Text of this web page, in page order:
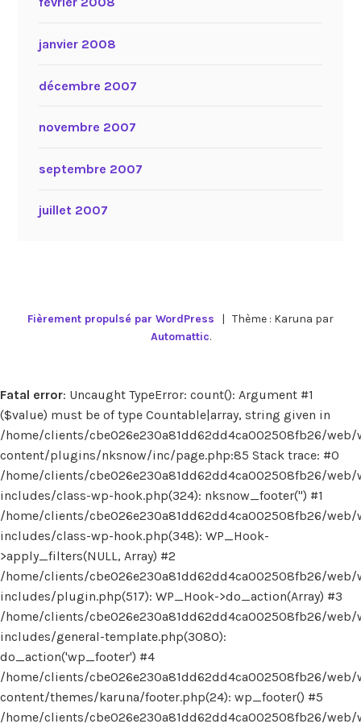
janvier 2008
décembre 2007
novembre 2007
septembre 2007
juillet 2007
Fièrement propulsé par WordPress | Thème : Karuna par
Automattic.
Fatal error: Uncaught TypeError: count(): Argument #1
($value) must be of type Countable|array, string given in
/home/clients/cbe026e230a81dd62dd4ca002508fb26/web/
content/plugins/nksnow/inc/page.php:85 Stack trace: #0
/home/clients/cbe026e230a81dd62dd4ca002508fb26/web/
includes/class-wp-hook.php(324): nksnow_footer('') #1
/home/clients/cbe026e230a81dd62dd4ca002508fb26/web/
includes/class-wp-hook.php(348): WP_Hook-
>apply_filters(NULL, Array) #2
/home/clients/cbe026e230a81dd62dd4ca002508fb26/web/
includes/plugin.php(517): WP_Hook->do_action(Array) #3
/home/clients/cbe026e230a81dd62dd4ca002508fb26/web/
includes/general-template.php(3080):
do_action('wp_footer') #4
/home/clients/cbe026e230a81dd62dd4ca002508fb26/web/
content/themes/karuna/footer.php(24): wp_footer() #5
/home/clients/cbe026e230a81dd62dd4ca002508fb26/web/